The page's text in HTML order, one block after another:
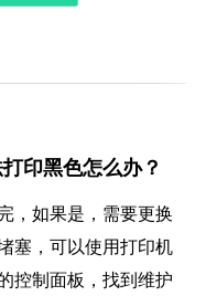
印黑色怎么办？
，如果是，需要更换
塞，可以使用打印机
控制面板，找到维护